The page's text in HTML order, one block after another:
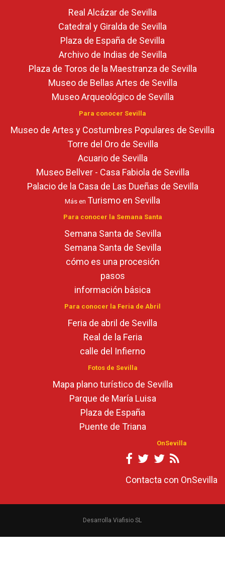
Real Alcázar de Sevilla
Catedral y Giralda de Sevilla
Plaza de España de Sevilla
Archivo de Indias de Sevilla
Plaza de Toros de la Maestranza de Sevilla
Museo de Bellas Artes de Sevilla
Museo Arqueológico de Sevilla
Para conocer Sevilla
Museo de Artes y Costumbres Populares de Sevilla
Torre del Oro de Sevilla
Acuario de Sevilla
Museo Bellver - Casa Fabiola de Sevilla
Palacio de la Casa de Las Dueñas de Sevilla
Más en Turismo en Sevilla
Para conocer la Semana Santa
Semana Santa de Sevilla
Semana Santa de Sevilla
cómo es una procesión
pasos
información básica
Para conocer la Feria de Abril
Feria de abril de Sevilla
Real de la Feria
calle del Infierno
Fotos de Sevilla
Mapa plano turístico de Sevilla
Parque de María Luisa
Plaza de España
Puente de Triana
OnSevilla
Contacta con OnSevilla
Desarrolla Viafisio SL